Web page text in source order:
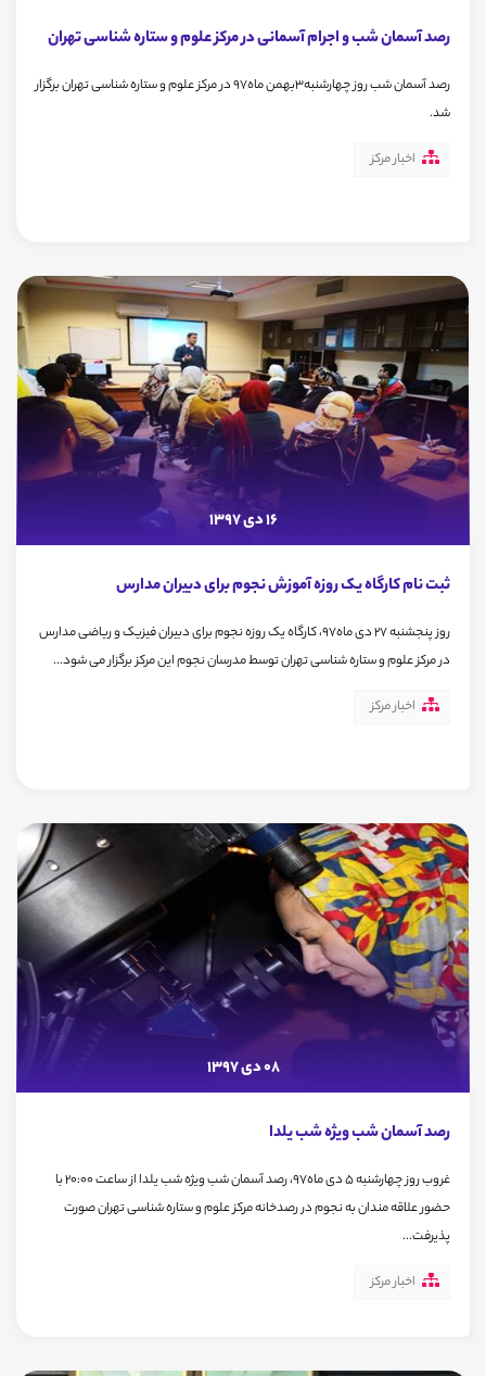
رصد آسمان شب و اجرام آسمانی در مرکز علوم و ستاره شناسی تهران
رصد آسمان شب روز چهارشنبه3بهمن ماه97 در مرکز علوم و ستاره شناسی تهران برگزار
شد.
اخبار مرکز
16 دی 1397
ثبت نام کارگاه یک روزه آموزش نجوم برای دبیران مدارس
روز پنجشنبه 27 دی ماه97، کارگاه یک روزه نجوم برای دبیران فیزیک و ریاضی مدارس
در مرکز علوم و ستاره شناسی تهران توسط مدرسان نجوم این مرکز برگزار می شود...
اخبار مرکز
08 دی 1397
رصد آسمان شب ویژه شب یلدا
غروب روز چهارشنبه 5 دی ماه97، رصد آسمان شب ویژه شب یلدا از ساعت 20:00 با
حضور علاقه مندان به نجوم در رصدخانه مرکز علوم و ستاره شناسی تهران صورت
پذیرفت...
اخبار مرکز